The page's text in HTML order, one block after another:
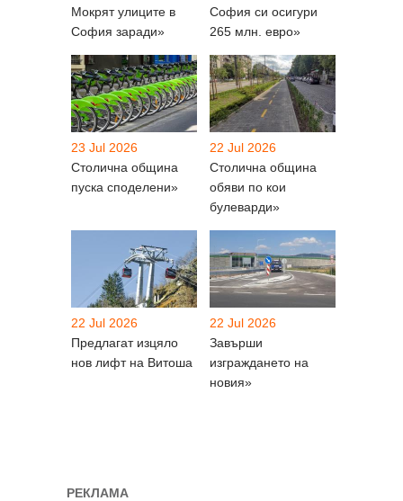
Мокрят улиците в
София заради»
София си осигури
265 млн. евро»
23 Jul 2026
Столична община
пуска споделени»
22 Jul 2026
Столична община
обяви по кои
булеварди»
22 Jul 2026
Предлагат изцяло
нов лифт на Витоша
22 Jul 2026
Завърши
изграждането на
новия»
РЕКЛАМА